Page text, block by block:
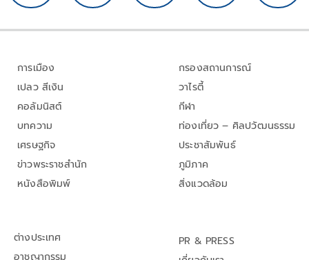
การเมือง
เปลว สีเงิน
คอลัมนิสต์
บทความ
เศรษฐกิจ
ข่าวพระราชสำนัก
หนังสือพิมพ์
กรองสถานการณ์
วาไรตี้
กีฬา
ท่องเที่ยว – ศิลปวัฒนธรรม
ประชาสัมพันธ์
ภูมิภาค
สิ่งแวดล้อม
ต่างประเทศ
อาชญากรรม
PR & PRESS